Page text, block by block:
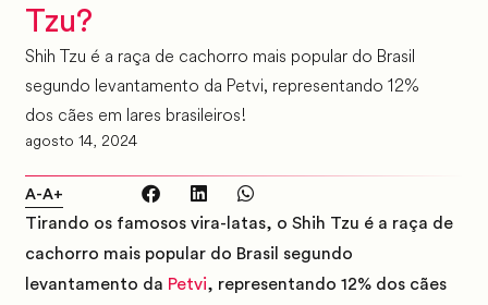
Tzu?
Shih Tzu é a raça de cachorro mais popular do Brasil
segundo levantamento da Petvi, representando 12%
dos cães em lares brasileiros!
agosto 14, 2024
A-A+
Tirando os famosos vira-latas, o Shih Tzu é a raça de
cachorro mais popular do Brasil segundo
levantamento da Petvi, representando 12%dos cães